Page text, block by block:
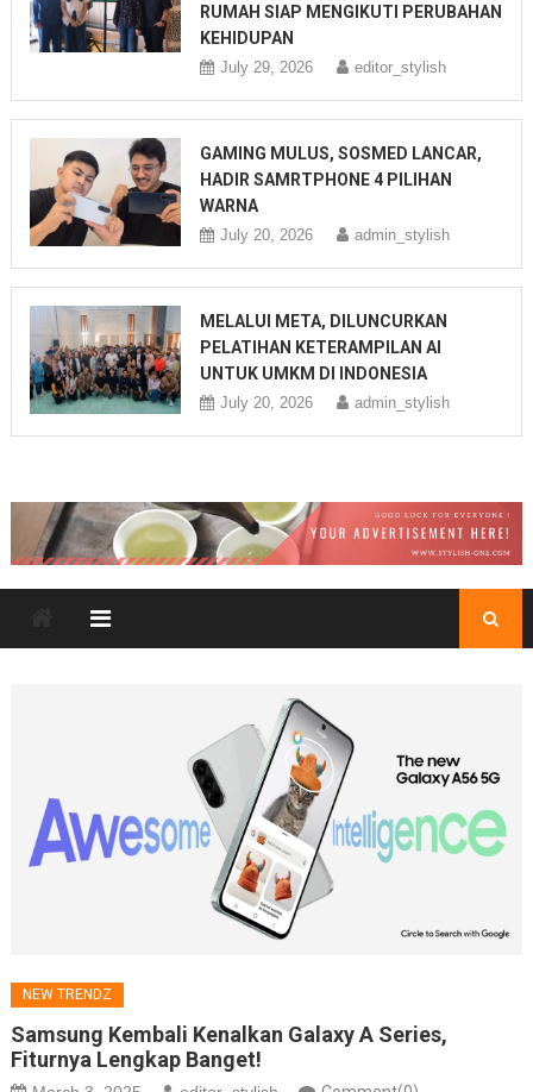
RUMAH SIAP MENGIKUTI PERUBAHAN
KEHIDUPAN
July 29, 2026 editor_stylish
GAMING MULUS, SOSMED LANCAR,
HADIR SAMRTPHONE 4 PILIHAN
WARNA
July 20, 2026 admin_stylish
MELALUI META, DILUNCURKAN
PELATIHAN KETERAMPILAN AI
UNTUK UMKM DI INDONESIA
July 20, 2026 admin_stylish
NEW TRENDZ
Samsung Kembali Kenalkan Galaxy A Series,
Fiturnya Lengkap Banget!